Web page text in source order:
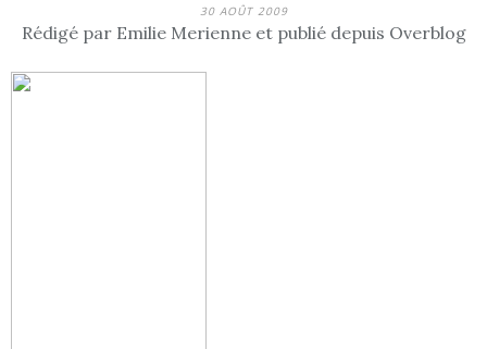
30 AOÛT 2009
Rédigé par Emilie Merienne et publié depuis Overblog